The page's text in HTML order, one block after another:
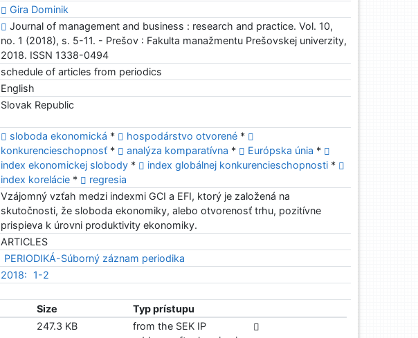
Gira Dominik
Journal of management and business : research and practice. Vol. 10,
no. 1 (2018), s. 5-11. - Prešov : Fakulta manažmentu Prešovskej univerzity,
2018. ISSN 1338-0494
schedule of articles from periodics
English
Slovak Republic
sloboda ekonomická * hospodárstvo otvorené *
konkurencieschopnosť * analýza komparatívna * Európska únia *
index ekonomickej slobody * index globálnej konkurencieschopnosti *
index korelácie *
regresia
Vzájomný vzťah medzi indexmi GCI a EFI, ktorý je založená na
skutočnosti, že sloboda ekonomiky, alebo otvorenosť trhu, pozitívne
prispieva k úrovni produktivity ekonomiky.
ARTICLES
PERIODIKÁ-Súborný záznam periodika
2018: 1-2
Size
Typ prístupu
247.3 KB
from the SEK IP